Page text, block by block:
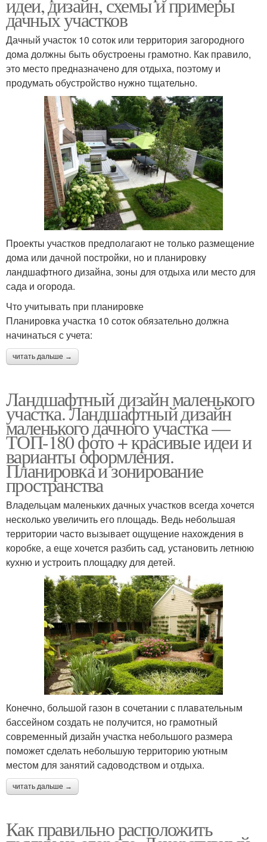
дачных участков
Дачный участок 10 соток или территория загородного
дома должны быть обустроены грамотно. Как правило,
это место предназначено для отдыха, поэтому и
продумать обустройство нужно тщательно.
Проекты участков предполагают не только размещение
дома или дачной постройки, но и планировку
ландшафтного дизайна, зоны для отдыха или место для
сада и огорода.
Что учитывать при планировке
Планировка участка 10 соток обязательно должна
начинаться с учета:
читать дальше →
Ландшафтный дизайн маленького
участка. Ландшафтный дизайн
маленького дачного участка —
ТОП-180 фото + красивые идеи и
варианты оформления.
Планировка и зонирование
пространства
Владельцам маленьких дачных участков всегда хочется
несколько увеличить его площадь. Ведь небольшая
территории часто вызывает ощущение нахождения в
коробке, а еще хочется разбить сад, установить летнюю
кухню и устроить площадку для детей.
Конечно, большой газон в сочетании с плавательным
бассейном создать не получится, но грамотный
современный дизайн участка небольшого размера
поможет сделать небольшую территорию уютным
местом для занятий садоводством и отдыха.
читать дальше →
Как правильно расположить